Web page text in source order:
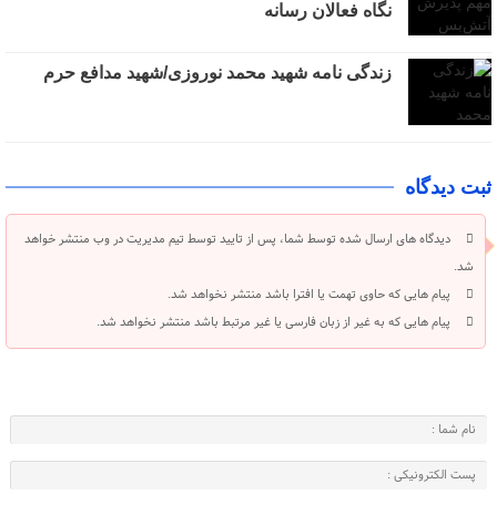
نگاه فعالان رسانه
زندگی نامه شهید محمد نوروزی/شهید مدافع حرم
ثبت دیدگاه
دیدگاه های ارسال شده توسط شما، پس از تایید توسط تیم مدیریت در وب منتشر خواهد
شد.
پیام هایی که حاوی تهمت یا افترا باشد منتشر نخواهد شد.
پیام هایی که به غیر از زبان فارسی یا غیر مرتبط باشد منتشر نخواهد شد.